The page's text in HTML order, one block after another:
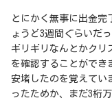
とにかく無事に出金完
ょうど3週間ぐらいだ
ギリギリなんとかクリ
を確認することができ
安堵したのを覚えてい
ったためか、まだ3桁